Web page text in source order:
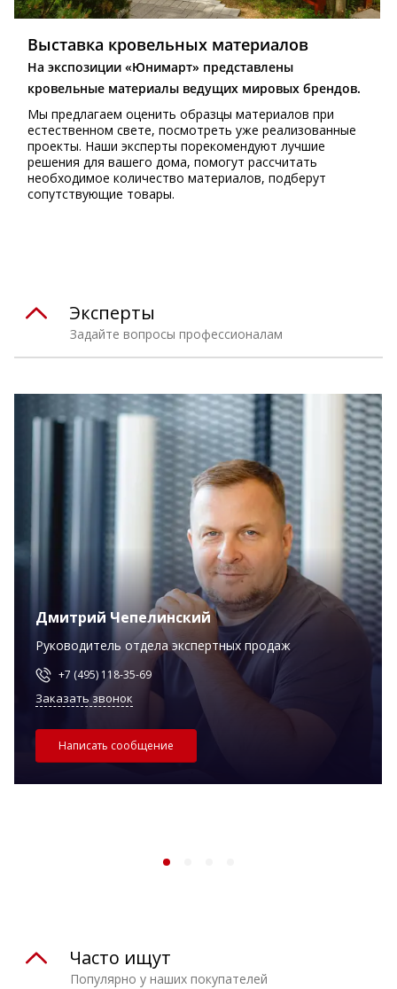
Выставка кровельных материалов
На экспозиции «Юнимарт» представлены
кровельные материалы ведущих мировых брендов.
Мы предлагаем оценить образцы материалов при
естественном свете, посмотреть уже реализованные
проекты. Наши эксперты порекомендуют лучшие
решения для вашего дома, помогут рассчитать
необходимое количество материалов, подберут
сопутствующие товары.
Задайте вопросы профессионалам
Эксперты
Дмитрий Чепелинский
Руководитель отдела экспертных продаж
+7 (495) 118-35-69
Заказать звонок
Написать сообщение
Популярно у наших покупателей
Часто ищут